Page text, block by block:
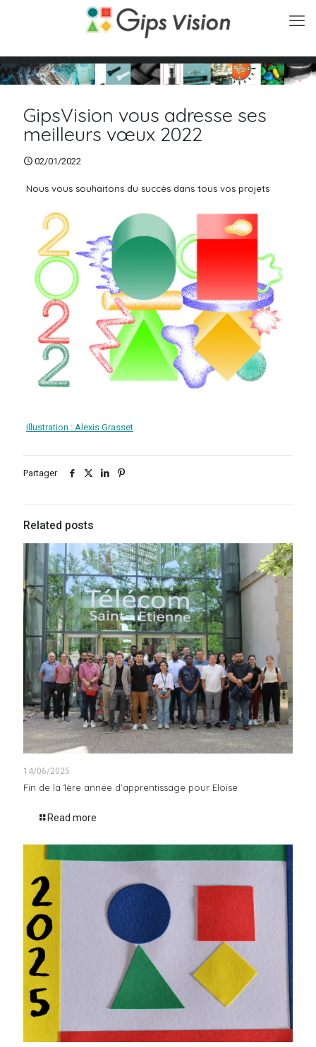
GipsVision vous adresse ses
meilleurs vœux 2022
02/01/2022
Nous vous souhaitons du succès dans tous vos projets
illustration : Alexis Grasset
Partager
Related posts
14/06/2025
Fin de la 1ère année d’apprentissage pour Eloïse
Read more